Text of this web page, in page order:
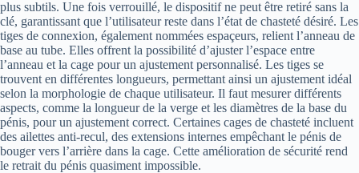
plus subtils. Une fois verrouillé, le dispositif ne peut être retiré sans la
clé, garantissant que l’utilisateur reste dans l’état de chasteté désiré. Les
tiges de connexion, également nommées espaçeurs, relient l’anneau de
base au tube. Elles offrent la possibilité d’ajuster l’espace entre
l’anneau et la cage pour un ajustement personnalisé. Les tiges se
trouvent en différentes longueurs, permettant ainsi un ajustement idéal
selon la morphologie de chaque utilisateur. Il faut mesurer différents
aspects, comme la longueur de la verge et les diamètres de la base du
pénis, pour un ajustement correct. Certaines cages de chasteté incluent
des ailettes anti-recul, des extensions internes empêchant le pénis de
bouger vers l’arrière dans la cage. Cette amélioration de sécurité rend
le retrait du pénis quasiment impossible.